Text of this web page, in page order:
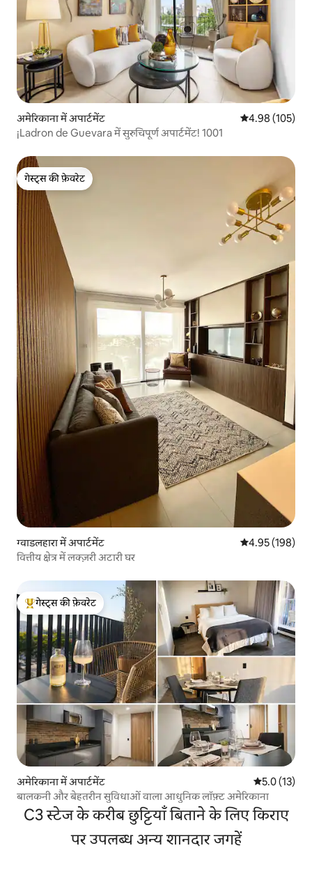
अमेरिकाना में अपार्टमेंट औसत रेटिंग 5 में से
4.98 (105)
¡Ladron de Guevara में सुरुचिपूर्ण अपार्टमेंट! 1001
गेस्ट्स की फ़ेवरेट
गेस्ट्स की फ़ेवरेट
ग्वाडलहारा में अपार्टमेंट औसत रेटिंग 5 में से
4.95 (198)
वित्तीय क्षेत्र में लक्ज़री अटारी घर
गेस्ट्स का टॉप फ़ेवरेट
गेस्ट्स की फ़ेवरेट
अमेरिकाना में अपार्टमेंट औसत रेटिंग 5
5.0 (13)
बालकनी और बेहतरीन सुविधाओं वाला आधुनिक लॉफ़्ट अमेरिकाना
C3 स्टेज के करीब छुट्टियाँ बिताने के लिए किराए
पर उपलब्ध अन्य शानदार जगहें